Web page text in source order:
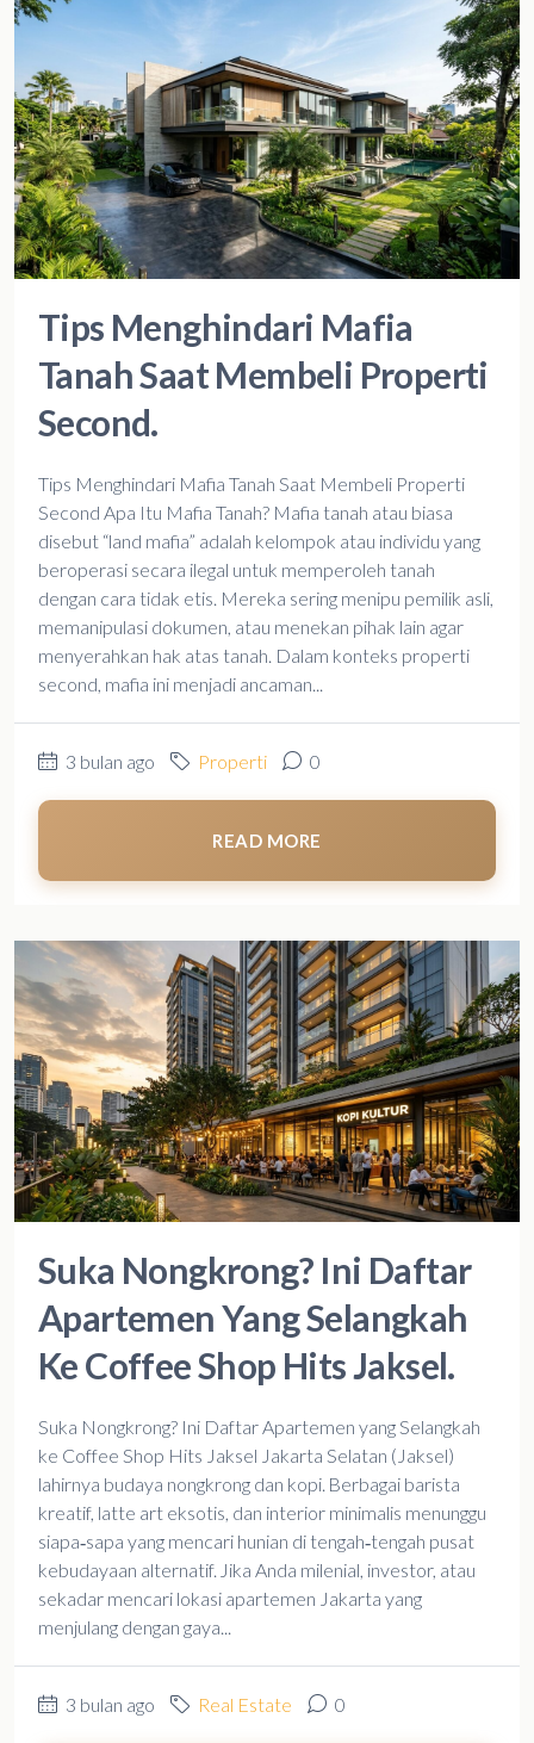
Tips Menghindari Mafia
Tanah Saat Membeli Properti
Second.
Tips Menghindari Mafia Tanah Saat Membeli Properti
Second Apa Itu Mafia Tanah? Mafia tanah atau biasa
disebut “land mafia” adalah kelompok atau individu yang
beroperasi secara ilegal untuk memperoleh tanah
dengan cara tidak etis. Mereka sering menipu pemilik asli,
memanipulasi dokumen, atau menekan pihak lain agar
menyerahkan hak atas tanah. Dalam konteks properti
second, mafia ini menjadi ancaman...
3 bulan ago Properti 0
READ MORE
Suka Nongkrong? Ini Daftar
Apartemen Yang Selangkah
Ke Coffee Shop Hits Jaksel.
Suka Nongkrong? Ini Daftar Apartemen yang Selangkah
ke Coffee Shop Hits Jaksel Jakarta Selatan (Jaksel)
lahirnya budaya nongkrong dan kopi. Berbagai barista
kreatif, latte art eksotis, dan interior minimalis menunggu
siapa‑sapa yang mencari hunian di tengah‑tengah pusat
kebudayaan alternatif. Jika Anda milenial, investor, atau
sekadar mencari lokasi apartemen Jakarta yang
menjulang dengan gaya...
3 bulan ago Real Estate 0